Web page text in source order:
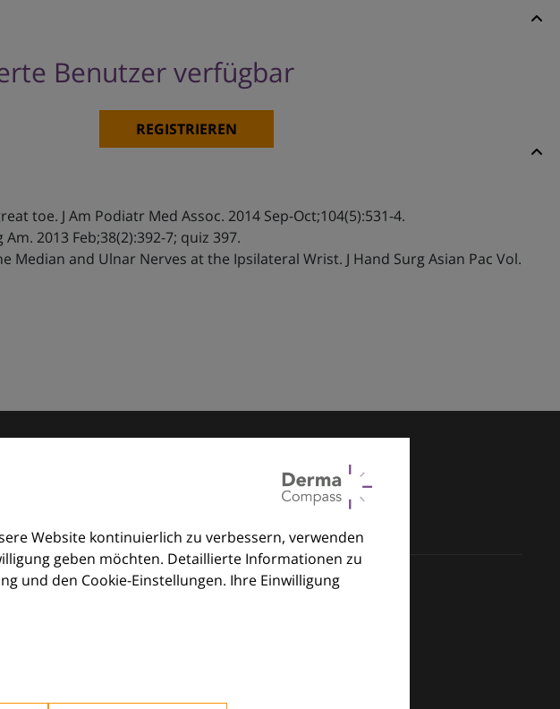
Benutzer verfügbar
REGISTRIEREN
toe. J Am Podiatr Med Assoc. 2014 Sep-Oct;104(5):531-4.
2013 Feb;38(2):392-7; quiz 397.
Median and Ulnar Nerves at the Ipsilateral Wrist. J Hand Surg Asian Pac Vol.
Website kontinuierlich zu verbessern, verwenden
geben möchten. Detaillierte Informationen zu
und den Cookie-Einstellungen. Ihre Einwilligung
Tools für den klinischen Alltag.